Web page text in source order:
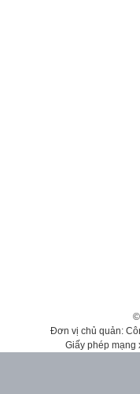
Đơn vị chủ quản:
Giấy phép mạng